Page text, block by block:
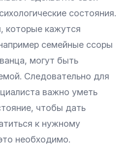
состояния.
которые кажутся
семейные ссоры
могут быть
Следовательно для
важно уметь
чтобы дать
к нужному
необходимо.